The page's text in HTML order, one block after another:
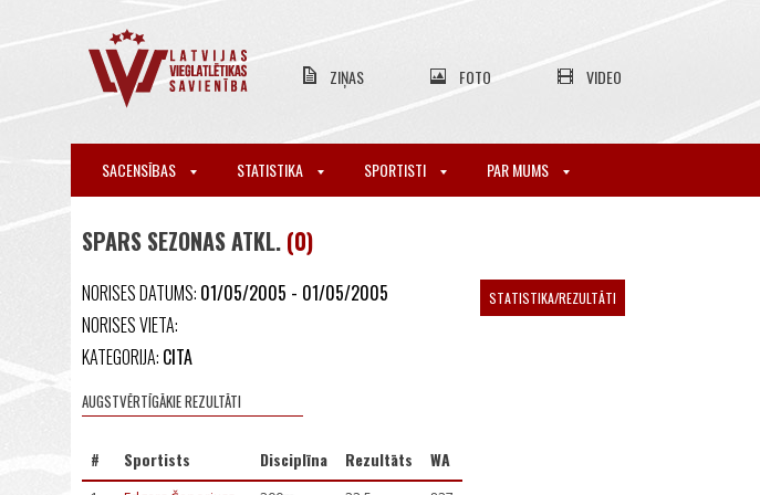
ZIŅAS FOTO VIDEO
SACENSĪBAS STATISTIKA SPORTISTI PAR MUMS
SPARS SEZONAS ATKL. (0)
NORISES DATUMS: 01/05/2005 - 01/05/2005
NORISES VIETA:
KATEGORIJA: CITA
AUGSTVĒRTĪGĀKIE REZULTĀTI
# Sportists Disciplīna Rezultāts WA
STATISTIKA/REZULTĀTI